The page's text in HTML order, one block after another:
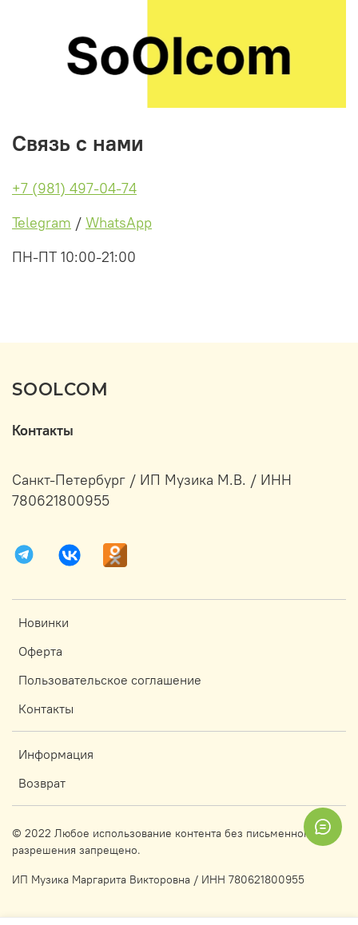
Связь с нами
+7 (981) 497-04-74
Telegram / WhatsApp
ПН-ПТ 10:00-21:00
SOOLCOM
Новинки
Оферта
Пользовательское соглашение
Контакты
Информация
Возврат
Контакты
Санкт-Петербург / ИП Музика М.В. / ИНН
780621800955
© 2022 Любое использование контента без письменного
разрешения запрещено.
ИП Музика Маргарита Викторовна / ИНН 780621800955